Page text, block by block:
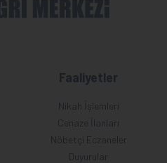
Faaliyetler
Nikah İşlemleri
Cenaze İlanları
Nöbetçi Eczaneler
Duyurular